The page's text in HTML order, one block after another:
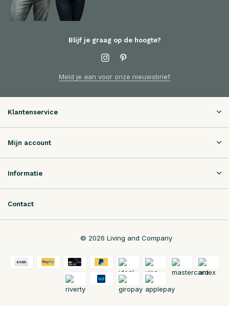
Blijf je graag op de hoogte?
Meld je aan voor onze nieuwsbrief
Klantenservice
Mijn account
Informatie
Contact
© 2026 Living and Company